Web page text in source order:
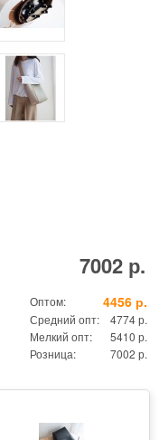
7002 р.
Оптом: 4456 р.
Средний опт:
4774 р.
Мелкий опт:
5410 р.
Розница:
7002 р.